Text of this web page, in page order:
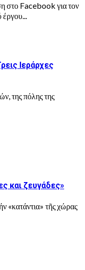
στο Facebook για τον
έργου...
Ιεράρχες
της πόλης της
και ζευγάδες»
«κατάντια» τῆς χώρας